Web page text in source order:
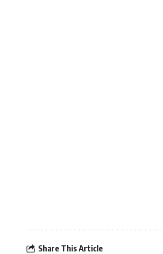
Share This Article